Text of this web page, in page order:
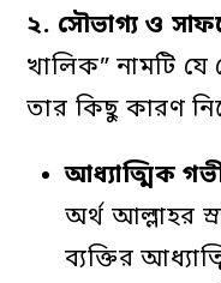
২. সৌভাগ্য ও
খালিক” নামটি
তার কিছু কারণ
আধ্যাত্মিক
অর্থ আল্লাহর
ব্যক্তির